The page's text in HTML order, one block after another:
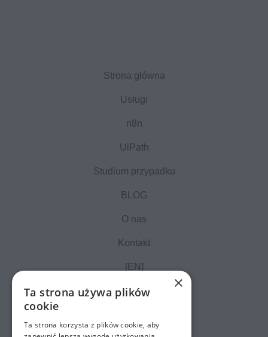
Strona główna
Usługi
n8n
UiPath
Studium przypadku
BLOG
O nas
Kontakt
[EN]
×
Ta strona używa plików
cookie
Ta strona korzysta z plików cookie, aby